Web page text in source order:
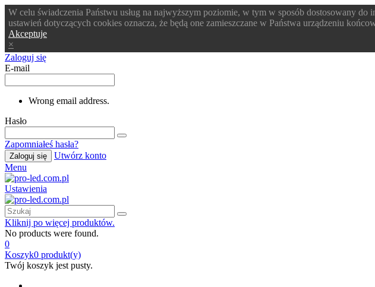
W celu świadczenia Państwu usług na najwyższym poziomie, w tym w sposób dostosowany
ustawień dotyczących cookies oznacza, że będą one zamieszczane w Państwa urządzeniu
Akceptuje
×
Zaloguj się
E-mail
Wrong email address.
Hasło
Zapomniałeś hasła?
Zaloguj się
Utwórz konto
Menu
Ustawienia
Kliknij po więcej produktów.
No products were found.
0
Koszyk0 produkt(y)
Twój koszyk jest pusty.